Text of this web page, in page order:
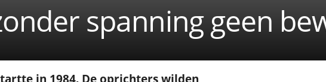
spanning geen